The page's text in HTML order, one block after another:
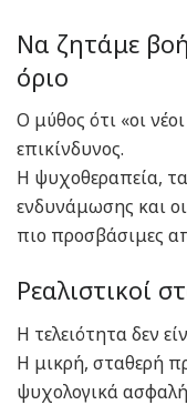
Να ζητάμε
όριο
Ο μύθος ότι «οι
επικίνδυνος.
Η ψυχοθεραπεία,
ενδυνάμωσης και
πιο προσβάσιμες
Ρεαλιστικοί
Η τελειότητα δεν
Η μικρή, σταθερή
ψυχολογικά